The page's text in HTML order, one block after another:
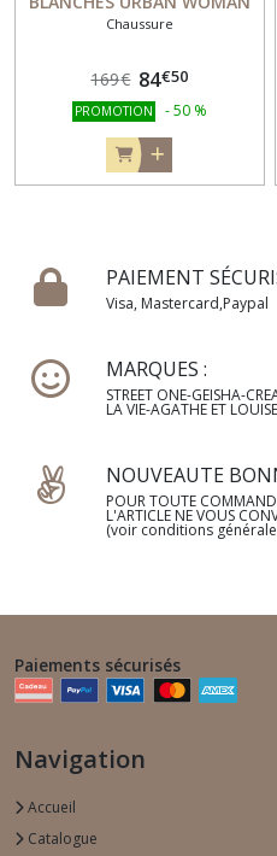
BBB1
Chaussure
169€ 84€50
PROMOTION -50 %
PAIEMENT
Visa, Mastercard,Paypal
MARQUES :
STREET ONE-GEISHA-
LA VIE-AGATHE ET LOUISE
NOUVEAUTE
POUR TOUTE
L'ARTICLE NE VOUS
(voir conditions
Paiements sécurisés
Navigation
Accueil
Catalogue